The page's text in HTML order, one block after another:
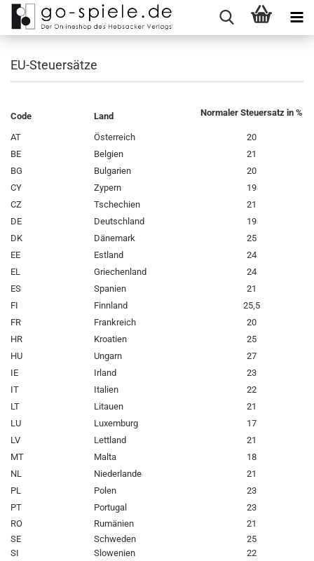
EU-Steuersätze
Code Land Normaler Steuersatz in %
AT Österreich
20
BE
Belgien
21
BG
Bulgarien
20
CY
Zypern
19
CZ
Tschechien
21
DE
Deutschland
19
DK
Dänemark
25
EE
Estland
24
EL
Griechenland
24
ES
Spanien
21
FI
Finnland
25,5
FR
Frankreich
20
HR
Kroatien
25
HU
Ungarn
27
IE
Irland
23
IT
Italien
22
LT
Litauen
21
LU
Luxemburg
17
LV
Lettland
21
MT
Malta
18
NL
Niederlande
21
PL
Polen
23
PT
Portugal
23
RO
Rumänien
21
SE
Schweden
25
SI
Slowenien
22